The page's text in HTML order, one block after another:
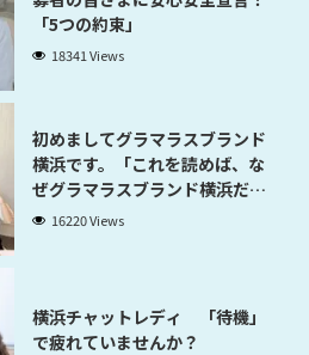
「5つの約束」
18341 Views
初めましてグラマラスブランド
横浜です。「これを読めば、な
ぜグラマラスブランド横浜だと
稼げるのかが分かります」
16220 Views
横浜チャットレディ 「待機」
で疲れていませんか？